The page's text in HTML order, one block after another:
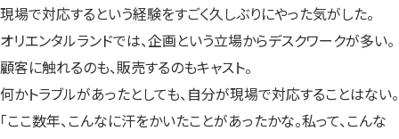
現場で対応するという経験をすごく久しぶりにやった気がした。
オリエンタルランドでは、企画という立場からデスクワークが多い。
顧客に触れるのも、販売するのもキャスト。
何かトラブルがあったとしても、自分が現場で対応することはない。
「ここ数年、こんなに汗をかいたことがあったかな。私って、こんな